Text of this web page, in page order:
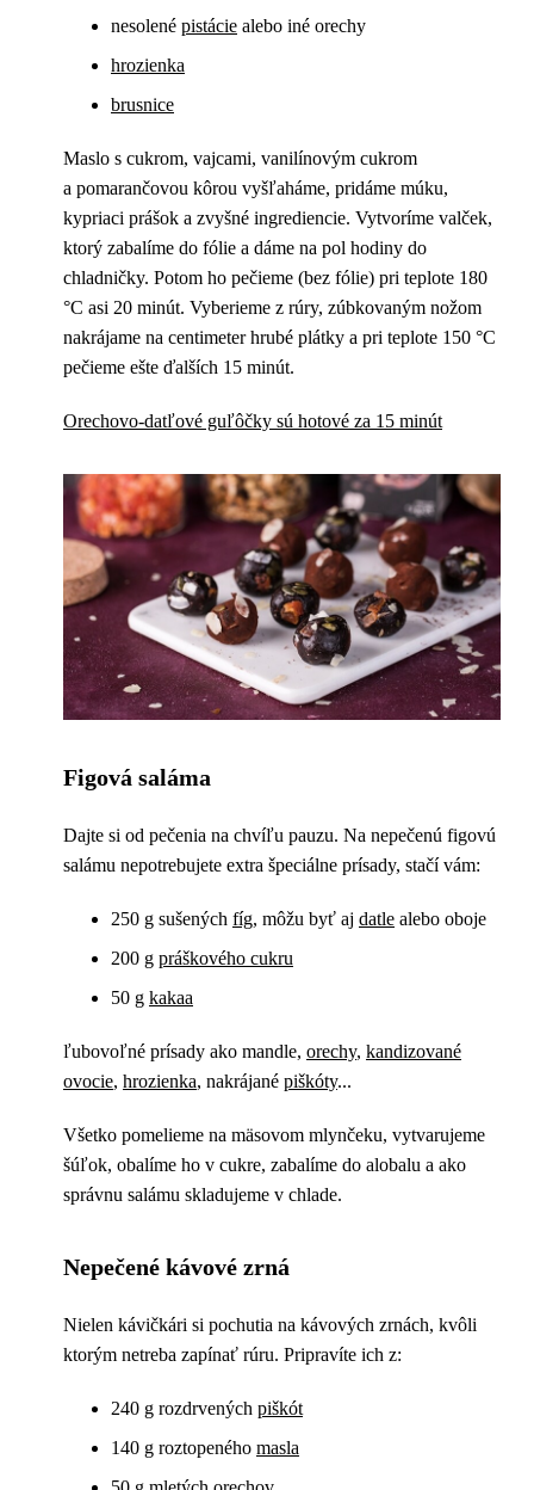
nesolené pistácie alebo iné orechy
hrozienka
brusnice
Maslo s cukrom, vajcami, vanilínovým cukrom
a pomarančovou kôrou vyšľaháme, pridáme múku,
kypriaci prášok a zvyšné ingrediencie. Vytvoríme valček,
ktorý zabalíme do fólie a dáme na pol hodiny do
chladničky. Potom ho pečieme (bez fólie) pri teplote 180
°C asi 20 minút. Vyberieme z rúry, zúbkovaným nožom
nakrájame na centimeter hrubé plátky a pri teplote 150 °C
pečieme ešte ďalších 15 minút.
Orechovo-datľové guľôčky sú hotové za 15 minút
Figová saláma
Dajte si od pečenia na chvíľu pauzu. Na nepečenú figovú
salámu nepotrebujete extra špeciálne prísady, stačí vám:
250 g sušených fíg, môžu byť aj datle alebo oboje
200 g práškového cukru
50 g kakaa
ľubovoľné prísady ako mandle, orechy, kandizované
ovocie, hrozienka, nakrájané piškóty...
Všetko pomelieme na mäsovom mlynčeku, vytvarujeme
šúľok, obalíme ho v cukre, zabalíme do alobalu a ako
správnu salámu skladujeme v chlade.
Nepečené kávové zrná
Nielen kávičkári si pochutia na kávových zrnách, kvôli
ktorým netreba zapínať rúru. Pripravíte ich z:
240 g rozdrvených piškót
140 g roztopeného masla